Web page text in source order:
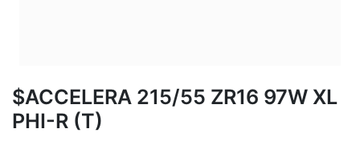
$ACCELERA 215/55 ZR16 97W XL
PHI-R (T)